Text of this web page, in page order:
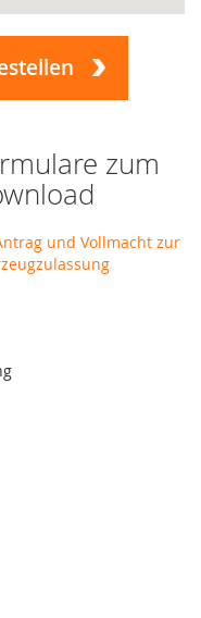
zum
und Vollmacht zur